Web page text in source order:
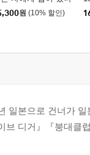
원 (10% 할인)
일본으로 건너가
브 디거』『붕대클